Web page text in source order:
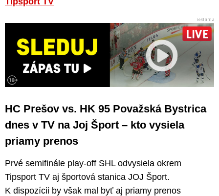
HC Prešov vs. HK 95 Považská Bystrica
dnes v TV na Joj Šport – kto vysiela
priamy prenos
Prvé semifinále play-off SHL odvysiela okrem
Tipsport TV aj športová stanica JOJ Šport.
K dispozícii by však mal byť aj priamy prenos